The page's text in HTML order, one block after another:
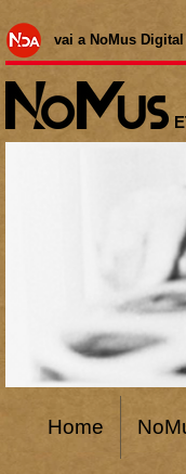
Home
vai a NoMus